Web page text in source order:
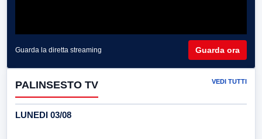
Guarda la diretta streaming Guarda ora
PALINSESTO TV VEDI TUTTI
LUNEDI 03/08